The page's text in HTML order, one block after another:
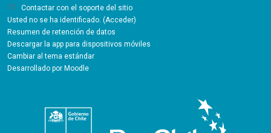
Contactar con el soporte del sitio
Usted no se ha identificado. (Acceder)
Resumen de retención de datos
Descargar la app para dispositivos móviles
Cambiar al tema estándar
Desarrollado por Moodle